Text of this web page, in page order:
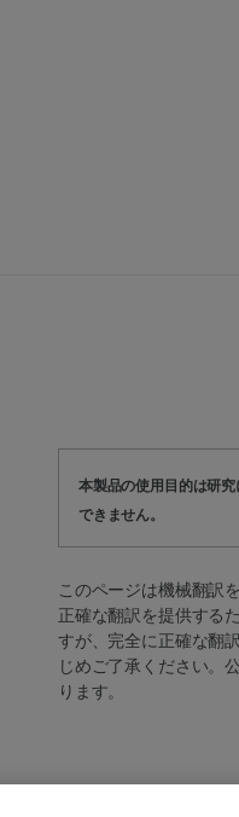
本製品の使用目的は研
できません。
このページは機械翻訳
正確な翻訳を提供する
すが、完全に正確な翻
じめご了承ください。
ります。